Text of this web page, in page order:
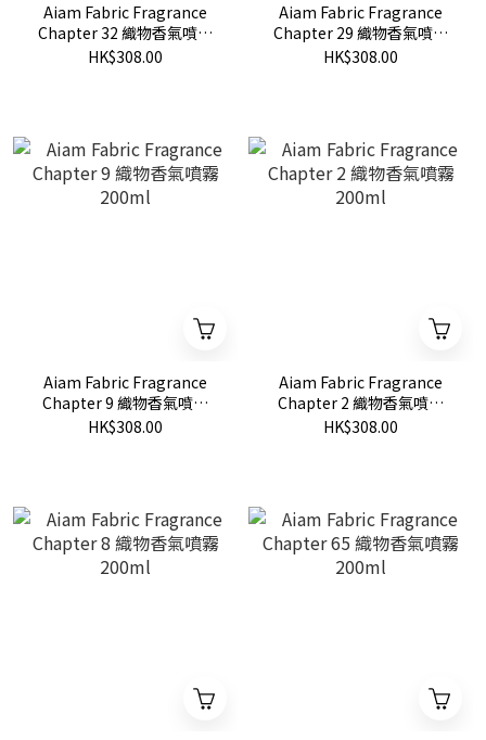
Aiam Fabric Fragrance
Chapter 32 織物香氣噴霧
200ml
HK$308.00
Aiam Fabric Fragrance
Chapter 29 織物香氣噴霧
200ml
HK$308.00
Aiam Fabric Fragrance
Chapter 9 織物香氣噴霧
200ml
HK$308.00
Aiam Fabric Fragrance
Chapter 2 織物香氣噴霧
200ml
HK$308.00